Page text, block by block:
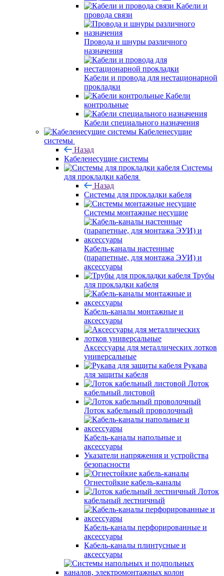
Кабели и
провода связи
Провода и шнуры различного
назначения
Кабели и провода для нестационарной
прокладки
Кабели
контрольные
Кабели специального назначения
Кабеленесущие
системы
Назад
Кабеленесущие системы
Системы
для прокладки кабеля
Назад
Системы для прокладки кабеля
Системы монтажные несущие
Кабель-каналы настенные
(парапетные, для монтажа ЭУИ) и
аксессуары
Трубы
для прокладки кабеля
Кабель-каналы монтажные и
аксессуары
Аксессуары для металлических лотков
универсальные
Рукава
для защиты кабеля
Лоток
кабельный листовой
Лоток кабельный проволочный
Кабель-каналы напольные и
аксессуары
Указатели напряжения и устройства
безопасности
Огнестойкие кабель-каналы
Лоток
кабельный лестничный
Кабель-каналы перфорированные и
аксессуары
Кабель-каналы плинтусные и
аксессуары